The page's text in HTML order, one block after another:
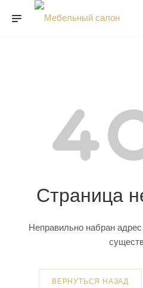
Страница
Неправильно набран
ВЕРНУТЬСЯ НАЗАД